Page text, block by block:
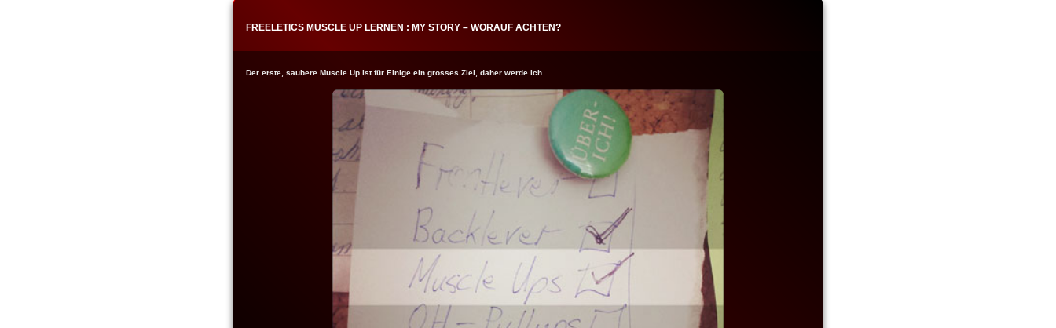
FREELETICS MUSCLE UP LERNEN : MY STORY – WORAUF ACHTEN?
Der erste, saubere Muscle Up ist für Einige ein grosses Ziel, daher werde ich…